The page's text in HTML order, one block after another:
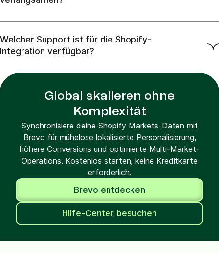
Welcher Support ist für die Shopify-
Integration verfügbar?
Global skalieren ohne
Komplexität
Synchronisiere deine Shopify Markets-Daten mit
Brevo für mühelose lokalisierte Personalisierung,
höhere Conversions und optimierte Multi-Market-
Operations. Kostenlos starten, keine Kreditkarte
erforderlich.
Brevo entdecken
Hilfe-Center besuchen